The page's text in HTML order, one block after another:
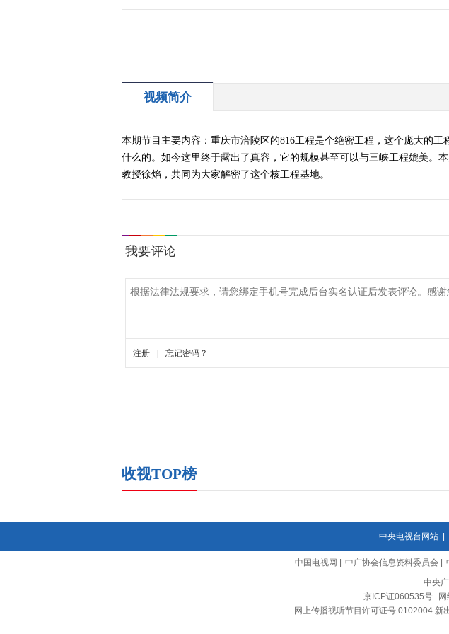
视频简介
本期节目主要内容：重庆市涪陵区的816工程是个绝密工程，这个庞大的
什么的。如今这里终于露出了真容，它的规模甚至可以与三峡工程媲美。
教授徐焰，共同为大家解密了这个核工程基地。
收视TOP榜
中央电视台网站|
中国电视网 中广协会信息资料委员会
中央
京ICP证060535号
网上传播视听节目许可证号 0102004 新